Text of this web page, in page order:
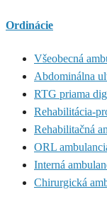
Ordinácie
Všeobecná
Abdominálna
RTG priama
Rehabilitácia-
Rehabilitačná
ORL
Interná
Chirurgická